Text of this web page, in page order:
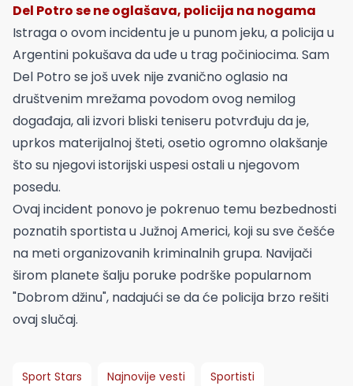
Del Potro se ne oglašava, policija na nogama
Istraga o ovom incidentu je u punom jeku, a policija u
Argentini pokušava da uđe u trag počiniocima. Sam
Del Potro se još uvek nije zvanično oglasio na
društvenim mrežama povodom ovog nemilog
događaja, ali izvori bliski teniseru potvrđuju da je,
uprkos materijalnoj šteti, osetio ogromno olakšanje
što su njegovi istorijski uspesi ostali u njegovom
posedu.
Ovaj incident ponovo je pokrenuo temu bezbednosti
poznatih sportista u Južnoj Americi, koji su sve češće
na meti organizovanih kriminalnih grupa. Navijači
širom planete šalju poruke podrške popularnom
"Dobrom džinu", nadajući se da će policija brzo rešiti
ovaj slučaj.
Sport Stars Najnovije vesti Sportisti